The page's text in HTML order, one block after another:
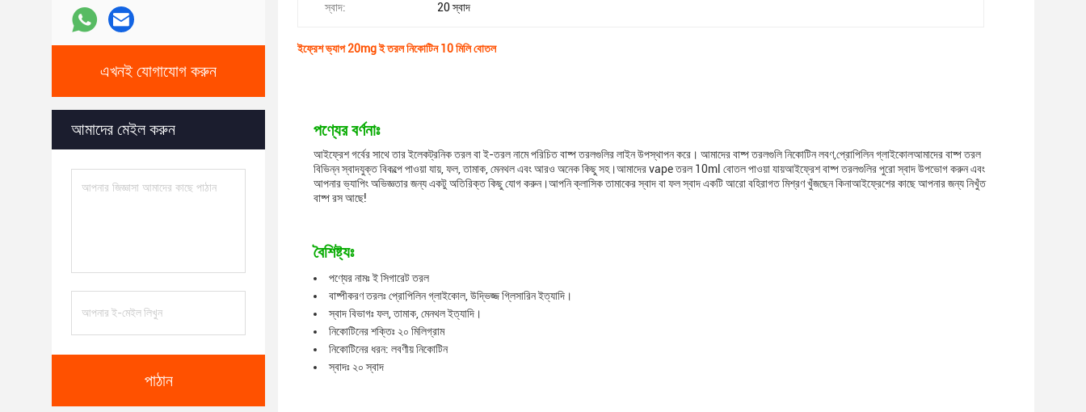
এখনই যোগাযোগ করুন
আমাদের মেইল করুন
পাঠান
স্বাদ: 20 স্বাদ
ইফ্রেশ ভ্যাপ 20mg ই তরল নিকোটিন 10 মিলি বোতল
পণ্যের বর্ণনাঃ
আইফ্রেশ গর্বের সাথে তার ইলেকট্রনিক তরল বা ই-তরল নামে পরিচিত বাষ্প তরলগুলির লাইন উপস্থাপন করে। আমাদের বাষ্প তরলগুলি নিকোটিন লবণ,প্রোপিলিন গ্লাইকোলআমাদের বাষ্প তরল
বিভিন্ন স্বাদযুক্ত বিকল্পে পাওয়া যায়, ফল, তামাক, মেনথল এবং আরও অনেক কিছু সহ।আমাদের vape তরল 10ml বোতল পাওয়া যায়আইফ্রেশ বাষ্প তরলগুলির পুরো স্বাদ উপভোগ করুন এবং
আপনার ভ্যাপিং অভিজ্ঞতার জন্য একটু অতিরিক্ত কিছু যোগ করুন।আপনি ক্লাসিক তামাকের স্বাদ বা ফল স্বাদ একটি আরো বহিরাগত মিশ্রণ খুঁজছেন কিনাআইফ্রেশের কাছে আপনার জন্য নিখুঁত
বাষ্প রস আছে!
বৈশিষ্ট্যঃ
পণ্যের নামঃ ই সিগারেট তরল
বাষ্পীকরণ তরলঃ প্রোপিলিন গ্লাইকোল, উদ্ভিজ্জ গ্লিসারিন ইত্যাদি।
স্বাদ বিভাগঃ ফল, তামাক, মেনথল ইত্যাদি।
নিকোটিনের শক্তিঃ ২০ মিলিগ্রাম
নিকোটিনের ধরন: লবণীয় নিকোটিন
স্বাদঃ ২০ স্বাদ